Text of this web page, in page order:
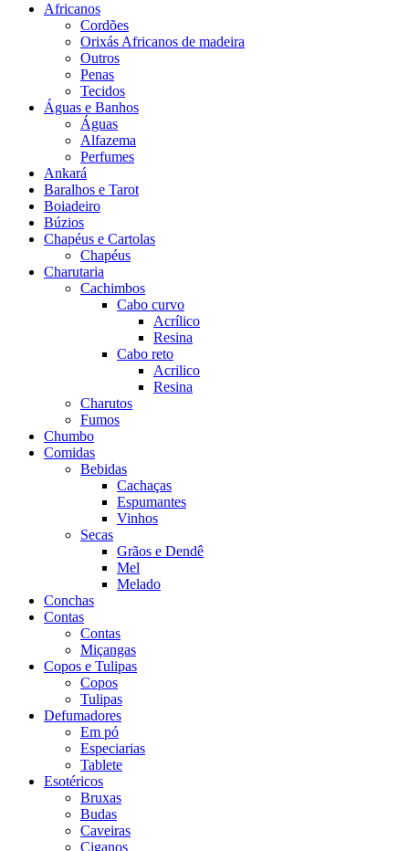
Africanos
Cordões
Orixás Africanos de madeira
Outros
Penas
Tecidos
Águas e Banhos
Águas
Alfazema
Perfumes
Ankará
Baralhos e Tarot
Boiadeiro
Búzios
Chapéus e Cartolas
Chapéus
Charutaria
Cachimbos
Cabo curvo
Acrílico
Resina
Cabo reto
Acrilico
Resina
Charutos
Fumos
Chumbo
Comidas
Bebidas
Cachaças
Espumantes
Vinhos
Secas
Grãos e Dendê
Mel
Melado
Conchas
Contas
Contas
Miçangas
Copos e Tulipas
Copos
Tulipas
Defumadores
Em pó
Especiarias
Tablete
Esotéricos
Bruxas
Budas
Caveiras
Ciganos